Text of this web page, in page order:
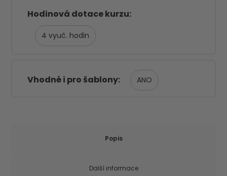
Hodinová dotace kurzu
4
Vhodné i pro šablony ANO
Popis
Další informace